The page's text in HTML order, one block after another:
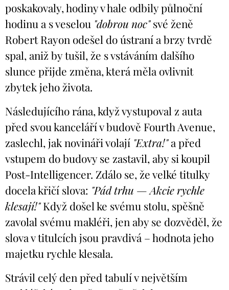
poskakovaly, hodiny v hale odbily půlnoční
hodinu a s veselou "dobrou noc"své ženě
Robert Rayon odešel do ústraní a brzy tvrdě
spal, aniž by tušil, že s vstáváním dalšího
slunce přijde změna, která měla ovlivnit
zbytek jeho života.
Následujícího rána, když vystupoval z auta
před svou kanceláří v budově Fourth Avenue,
zaslechl, jak novináři volají "Extra!"a před
vstupem do budovy se zastavil, aby si koupil
Post-Intelligencer. Zdálo se, že velké titulky
docela křičí slova: "Pádtrhu — Akcie rychle
klesají!"Když došel ke svému stolu, spěšně
zavolal svému makléři, jen aby se dozvěděl, že
slova v titulcích jsou pravdivá – hodnota jeho
majetku rychle klesala.
Strávil celý den před tabulí v největším